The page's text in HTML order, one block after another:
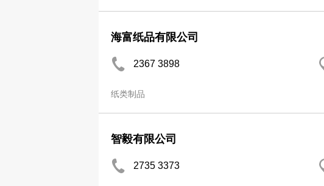
海富纸品有限公司
2367 3898
纸类制品
智毅有限公司
2735 3373